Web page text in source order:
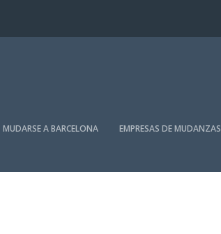
MUDARSE A BARCELONA EMPRESAS DE MUDANZAS